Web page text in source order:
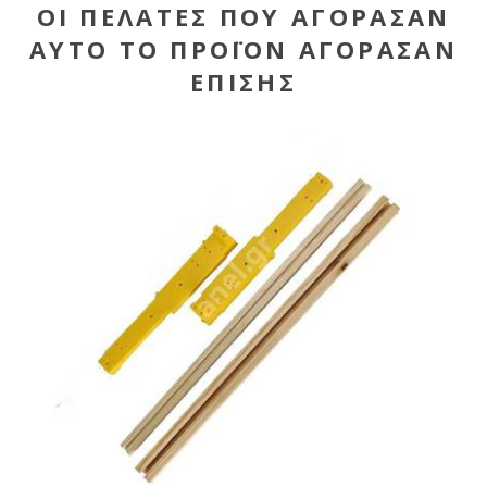
ΟΙ ΠΕΛΆΤΕΣ ΠΟΥ ΑΓΌΡΑΣΑΝ
ΑΥΤΌ ΤΟ ΠΡΟΪΌΝ ΑΓΌΡΑΣΑΝ
ΕΠΊΣΗΣ